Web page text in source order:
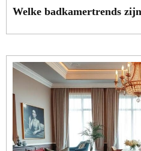
Welke badkamertrends